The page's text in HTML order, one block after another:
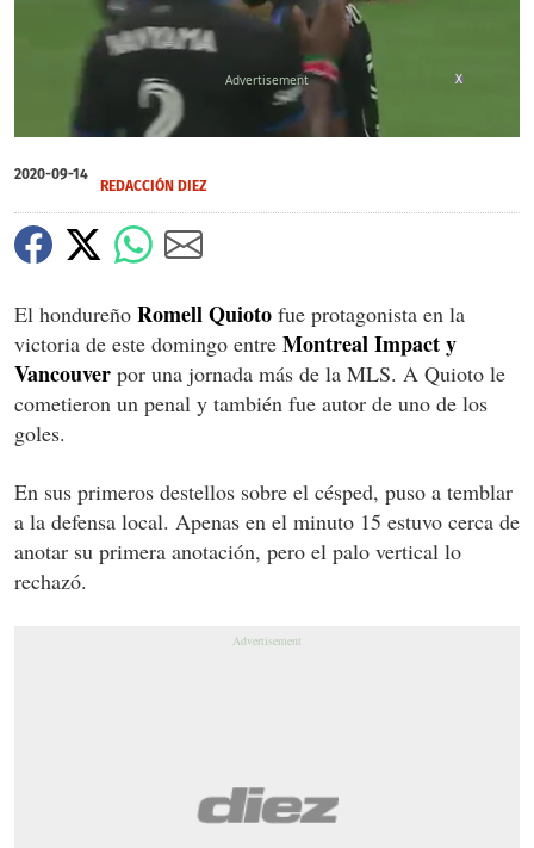
seconds
of
seconds
X
2020-09-14
REDACCIÓN DIEZ
El hondureño Romell Quioto fue protagonista en la
victoria de este domingo entre Montreal Impact y
Vancouver por una jornada más de la MLS. A Quioto le
cometieron un penal y también fue autor de uno de los
goles.
En sus primeros destellos sobre el césped, puso a temblar
a la defensa local. Apenas en el minuto 15 estuvo cerca de
anotar su primera anotación, pero el palo vertical lo
rechazó.